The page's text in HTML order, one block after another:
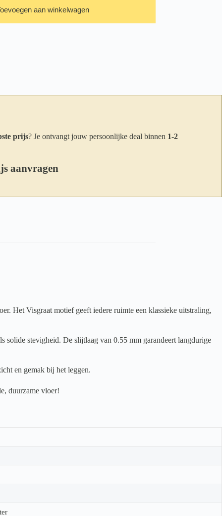
aan winkelwagen
prijs? Je ontvangt jouw persoonlijke deal binnen 1-2
aanvragen
Het Visgraat motief geeft iedere ruimte een klassieke uitstraling,
solide stevigheid. De slijtlaag van 0.55 mm garandeert langdurige
en gemak bij het leggen.
duurzame vloer!